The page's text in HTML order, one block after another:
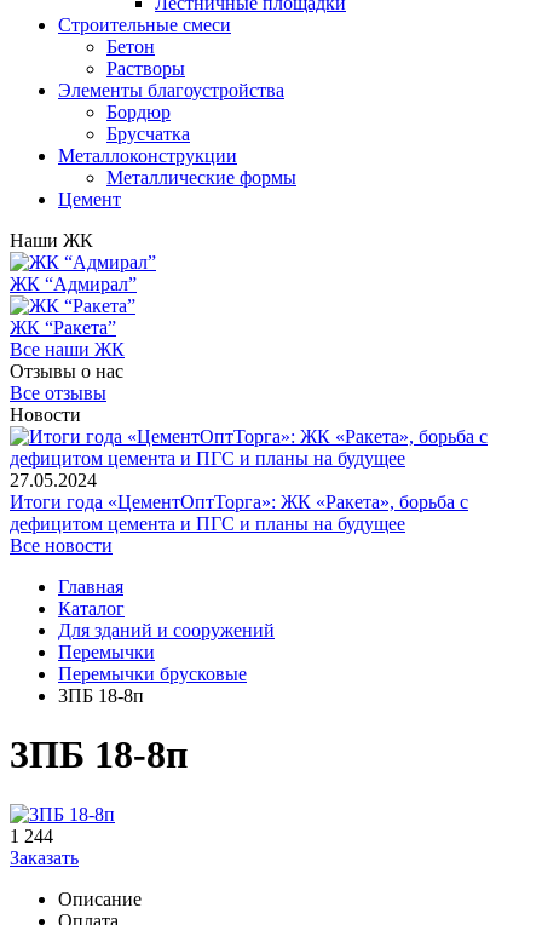
Строительные смеси
Бетон
Растворы
Элементы благоустройства
Бордюр
Брусчатка
Металлоконструкции
Металлические формы
Цемент
Наши ЖК
ЖК “Адмирал”
ЖК “Ракета”
Все наши ЖК
Отзывы о нас
Все отзывы
Новости
27.05.2024
Итоги года «ЦементОптТорга»: ЖК «Ракета», борьба с
дефицитом цемента и ПГС и планы на будущее
Все новости
Главная
Каталог
Для зданий и сооружений
Перемычки
Перемычки брусковые
3ПБ 18-8п
3ПБ 18-8п
1 244
Заказать
Описание
Оплата